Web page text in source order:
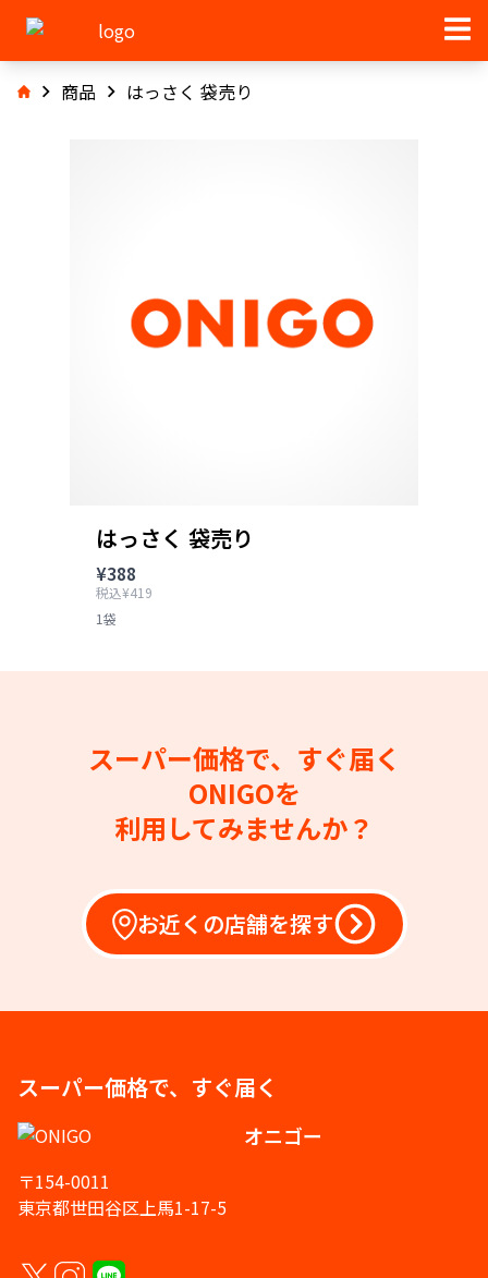
商品 はっさく 袋売り
はっさく 袋売り
¥388
税込¥419
1袋
スーパー価格で、すぐ届く
ONIGOを
利用してみませんか？
お近くの店舗を探す
スーパー価格で、すぐ届く
オニゴー
〒154-0011
東京都世田谷区上馬1-17-5